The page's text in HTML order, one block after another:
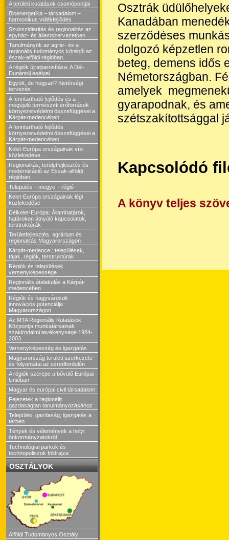
A területi kutatások csomópontjai
Bioenergetika – társadalom –
harmonikus vidékfejlődés
Szubszidiaritás és regionalitás az
egyház- és államszervezetben
Tanulmányok az agrár- és a
regionális tudományok köréből az
észak-alföldi régióban
A régiók újraiparosítása: A Dél-
Dunántúl esélyei
Együtt, de hogyan? Kistérségi
tervezés
A fenntartható fejlődés és a
megújuló természeti erőforrások
környezetvédelmi összefüggései a
Kárpát-medencében
A fenntartható fejlődés
környezetvédelmi összefüggései a
Kárpát-medencében
Kelet-Európa országainak vízi
közlekedése
Regionalitás, területfejlesztés és
modernizáció az Észak-alföldi
régióban
Település – megye – régió
Kelet-Európa országainak légi
közlekedése
Délkelet-Európa: Államhatárok,
határokon átnyúló kapcsolatok,
térstruktúrák
Területfejlesztés, agrárium és
regionalitás Magyarországon
Kárpát-medence : települések,
tájak, régiók, térstruktúrák
Régiók és települések
versenyképessége
Regionális átalakulás a Kárpát-
medencében
Régiók és nagyvárosok
innovációs potenciálja
Magyarországon
Az MTA Regionális Kutatások
Központja munkatársainak
szakirodalmi tevékenysége 1984-
2003
Versenyképesség és igazgatás
Magyarország területi szerkezete
és folyamatai az ezredfordulón
A régiók szerepe a bővülő Európai
Unióban
Magyar és európai civil társadalom
Fejezetek a regionális
gazdaságtan tanulmányozásához
Település, gazdaság, igazgatás a
térben
Tények és vélemények a helyi
önkormányzatokról
Technológiai parkok és
technopoliszok földrajza
OSZTÁLYOK
Alföldi Tudományos Osztály
Osztrák
Kanadában
szerződéses
dolgozó képzetlen
beteg, demens idős
Németországban.
amelyek
gyarapodnak, és
szétszakítottsággal
Kapcsolódó
A könyv teljes